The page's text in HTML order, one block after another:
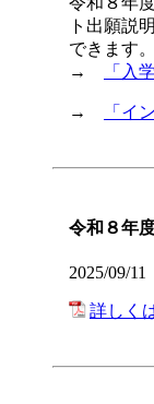
ト出願説
できます。
→
「入
→ 「イ
令和８年
2025/09/11
詳しく